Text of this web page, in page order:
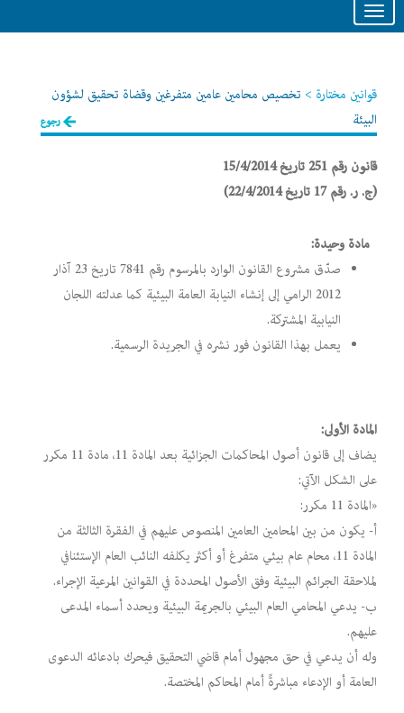
Toggle
قوانين مختارة > تخصيص محامين عامين متفرغين وقضاة تحقيق لشؤون
البيئة
رجوع
قانون رقم 251 تاريخ 15/4/2014
(ج. ر. رقم 17 تاريخ 22/4/2014)
مادة وحيدة:
صدّق مشروع القانون الوارد بالمرسوم رقم 7841 تاريخ 23 آذار
2012 الرامي إلى إنشاء النيابة العامة البيئية كما عدلته اللجان
النيابية المشتركة.
يعمل بهذا القانون فور نشره في الجريدة الرسمية.
المادة الأولى:
يضاف إلى قانون أصول المحاكمات الجزائية بعد المادة 11، مادة 11 مكرر
على الشكل الآتي:
«المادة 11 مكرر:
أ- يكون من بين المحامين العامين المنصوص عليهم في الفقرة الثالثة من
المادة 11، محام عام بيئي متفرغ أو أكثر يكلفه النائب العام الإستئنافي
لملاحقة الجرائم البيئية وفق الأصول المحددة في القوانين المرعية الإجراء.
ب- يدعي المحامي العام البيئي بالجريمة البيئية ويحدد أسماء المدعى
عليهم.
وله أن يدعي في حق مجهول أمام قاضي التحقيق فيحرك بادعائه الدعوى
العامة أو الإدعاء مباشرةً أمام المحاكم المختصة.